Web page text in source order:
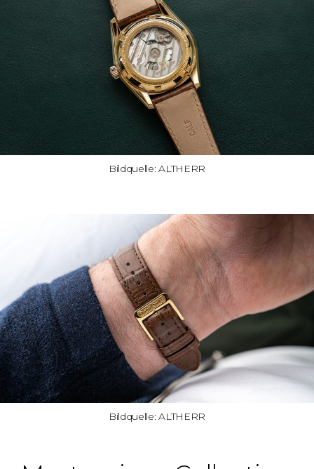
Bildquelle: ALTHERR
Bildquelle: ALTHERR